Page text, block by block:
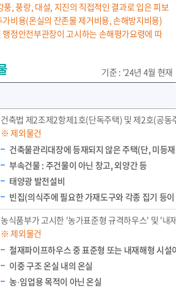
풍, 풍랑, 대설, 지진의 직접적인 결과로 입은 피보
비용(온실의 잔존물 제거비용, 손해방지비용)
정안전부관장이 고시하는 손해평가요령에 따
기준 : '24년 4월 현재
건축법 제2조제2항제1호(단독주택) 및 제2호(공동주
※ 제외물건
건축물관리대장에 등재되지 않은 주택(단, 미등재
부속건물 : 주건물이 아닌 창고, 외양간 등
태양광 발전설비
빈집(의식주에 필요한 가재도구와 각종 집기 등이
농식품부가 고시한 '농가표준형 규격하우스' 및 '내재
※ 제외물건
철재파이프하우스 중 표준형 또는 내재해형 시설이
이중 구조 온실 내의 온실
농·임업용 목적이 아닌 온실